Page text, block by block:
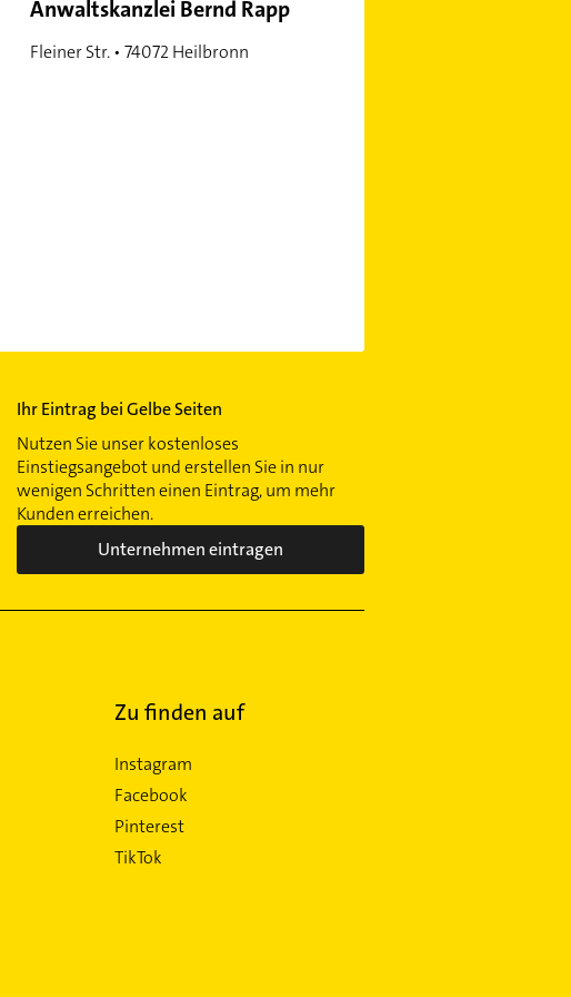
Anwaltskanzlei Bernd Rapp
Fleiner Str. • 74072 Heilbronn
Ihr Eintrag bei Gelbe Seiten
Nutzen Sie unser kostenloses
Einstiegsangebot und erstellen Sie in nur
wenigen Schritten einen Eintrag, um mehr
Kunden erreichen.
Unternehmen eintragen
Zu finden auf
Instagram
Facebook
Pinterest
TikTok